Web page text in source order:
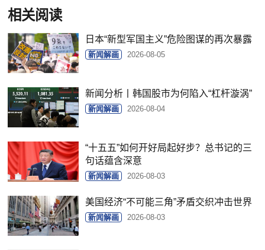
相关阅读
日本“新型军国主义”危险图谋的再次暴露
新闻解画 2026-08-05
新闻分析丨韩国股市为何陷入“杠杆漩涡”
新闻解画 2026-08-04
“十五五”如何开好局起好步？总书记的三
句话蕴含深意
新闻解画 2026-08-03
美国经济“不可能三角”矛盾交织冲击世界
新闻解画 2026-08-03